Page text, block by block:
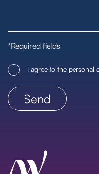
*Required fields
I agree to the personal